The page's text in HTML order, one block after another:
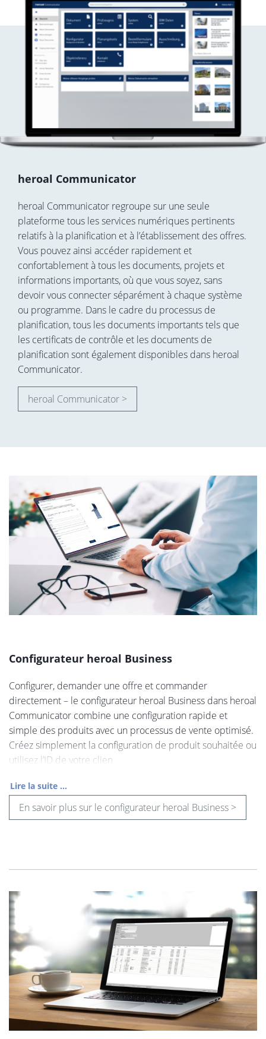
heroal Communicator
heroal Communicator regroupe sur une seule
plateforme tous les services numériques pertinents
relatifs à la planification et à l’établissement des offres.
Vous pouvez ainsi accéder rapidement et
confortablement à tous les documents, projets et
informations importants, où que vous soyez, sans
devoir vous connecter séparément à chaque système
ou programme. Dans le cadre du processus de
planification, tous les documents importants tels que
les certificats de contrôle et les documents de
planification sont également disponibles dans heroal
Communicator.
heroal Communicator >
Configurateur heroal Business
Configurer, demander une offre et commander
directement – le configurateur heroal Business dans heroal
Communicator combine une configuration rapide et
simple des produits avec un processus de vente optimisé.
Créez simplement la configuration de produit souhaitée ou
utilisez l’ID de votre clien
Lire la suite ...
En savoir plus sur le configurateur heroal Business >